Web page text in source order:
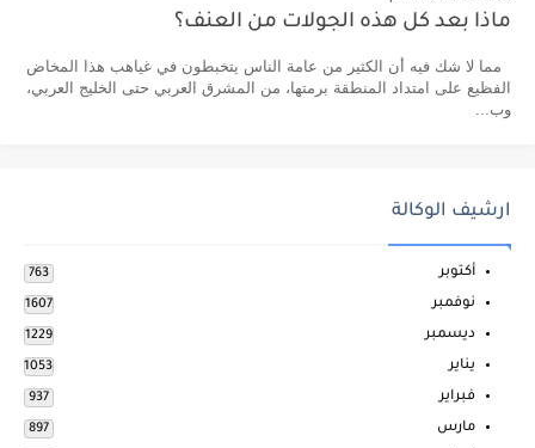
ماذا بعد كل هذه الجولات من العنف؟
مما لا شك فيه أن الكثير من عامة الناس يتخبطون في غياهب هذا المخاض
الفظيع على امتداد المنطقة برمتها، من المشرق العربي حتى الخليج العربي،
وب...
ارشيف الوكالة
أكتوبر 763
نوفمبر 1607
ديسمبر 1229
يناير 1053
فبراير 937
مارس 897